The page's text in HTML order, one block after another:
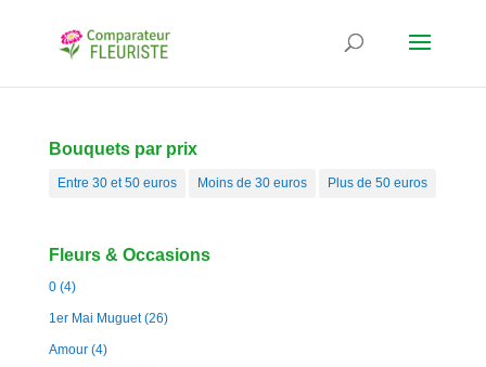
Bouquets par prix
Entre 30 et 50 euros Moins de 30 euros Plus de 50 euros
Fleurs & Occasions
0 (4)
1er Mai Muguet (26)
Amour (4)